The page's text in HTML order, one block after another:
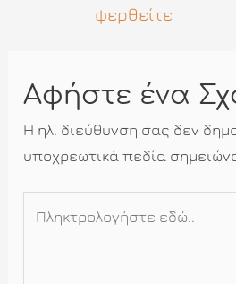
φερθείτε
Αφήστε ένα
Η ηλ. διεύθυνση σας δεν
υποχρεωτικά πεδία